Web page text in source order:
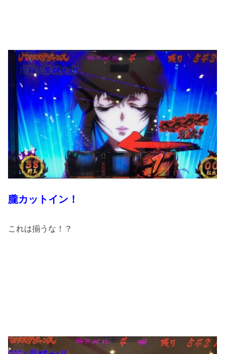
朧カットイン！
これは揃うな！？